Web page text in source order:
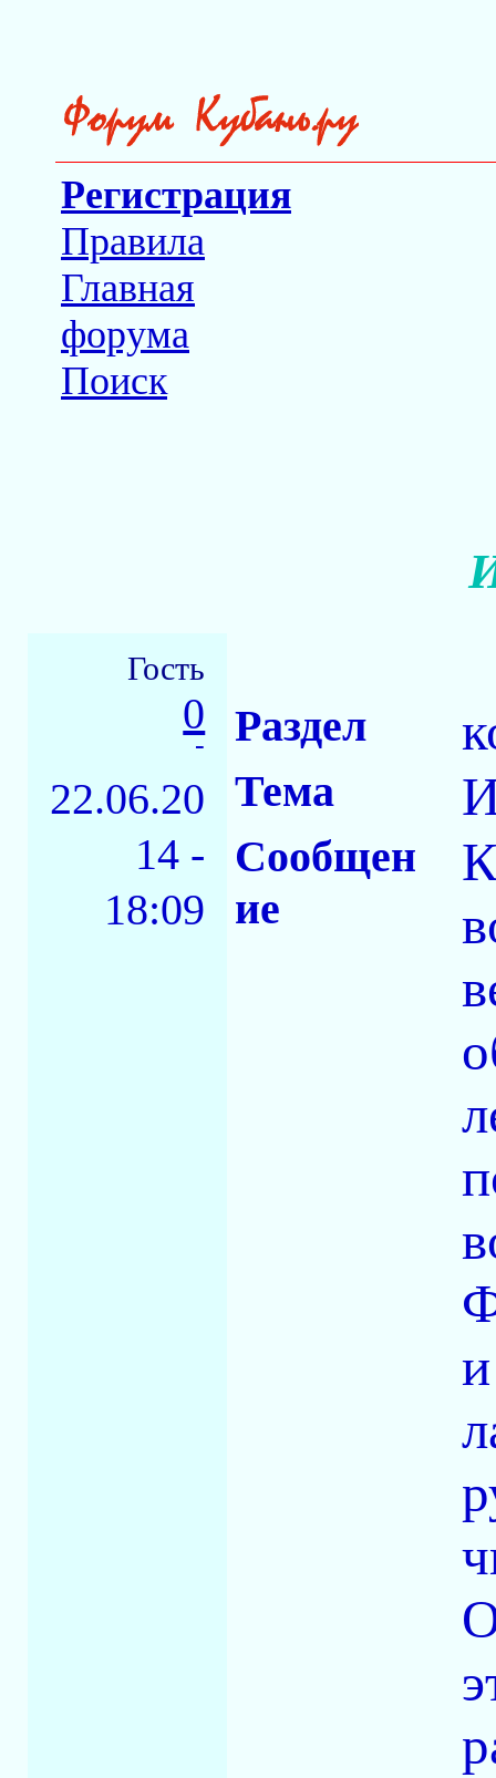
Регистрация
Правила
Главная
форума
Поиск
Гость
0
-
22.06.20
14 -
18:09
Раздел
Тема
Сообщен
ие